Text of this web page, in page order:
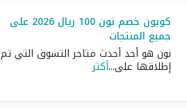
كوبون خصم نون 100 ريال 2026 على
جميع المنتجات
نون هو أحد أحدث متاجر التسوق التي تم
إطلاقها على...أكثر